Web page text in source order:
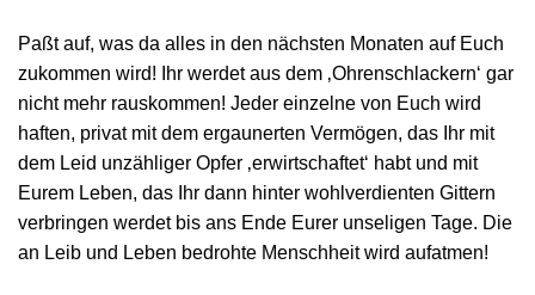
Paßt auf, was da alles in den nächsten Monaten auf Euch
zukommen wird! Ihr werdet aus dem ‚Ohrenschlackern‘ gar
nicht mehr rauskommen! Jeder einzelne von Euch wird
haften, privat mit dem ergaunerten Vermögen, das Ihr mit
dem Leid unzähliger Opfer ‚erwirtschaftet‘ habt und mit
Eurem Leben, das Ihr dann hinter wohlverdienten Gittern
verbringen werdet bis ans Ende Eurer unseligen Tage. Die
an Leib und Leben bedrohte Menschheit wird aufatmen!